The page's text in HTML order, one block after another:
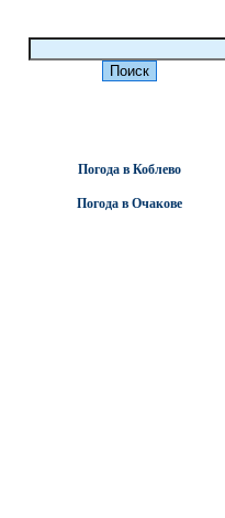
Погода в Коблево
Погода в Очакове